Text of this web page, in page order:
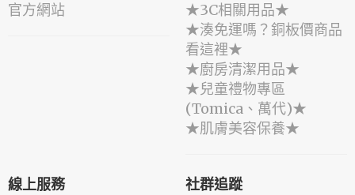
官方網站
★3C相關用品★
★湊免運嗎？銅板價商品
看這裡★
★廚房清潔用品★
★兒童禮物專區
(Tomica、萬代)★
★肌膚美容保養★
線上服務 社群追蹤